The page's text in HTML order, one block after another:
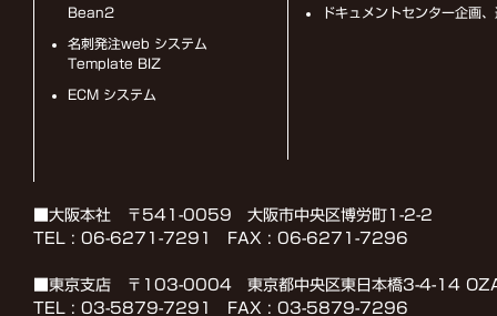
Bean2
名刺発注web システム
Template BIZ
ECM システム
ドキュメントセンター企画
■大阪本社 〒541-0059 大阪市中央区博労町1-2-2
TEL : 06-6271-7291 FAX : 06-6271-7296
■東京支店 〒103-0004 東京都中央区東日本橋3-4-14
TEL : 03-5879-7291 FAX : 03-5879-7296